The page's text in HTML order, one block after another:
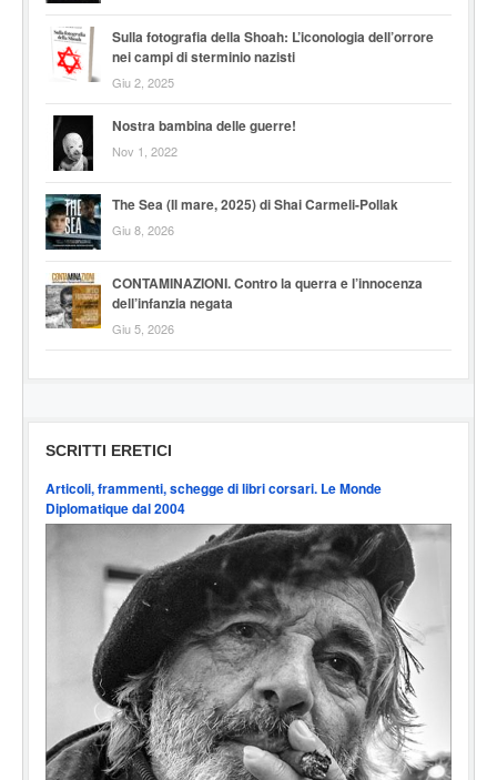
Sulla fotografia della Shoah: L’iconologia dell’orrore
nei campi di sterminio nazisti
Giu 2, 2025
Nostra bambina delle guerre!
Nov 1, 2022
The Sea (Il mare, 2025) di Shai Carmeli-Pollak
Giu 8, 2026
CONTAMINAZIONI. Contro la querra e l’innocenza
dell’infanzia negata
Giu 5, 2026
SCRITTI ERETICI
Articoli, frammenti, schegge di libri corsari. Le Monde
Diplomatique dal 2004